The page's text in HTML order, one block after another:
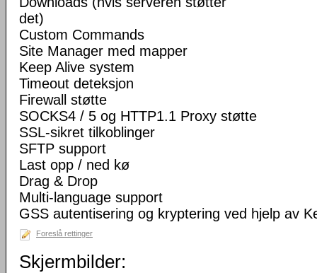
det)
Custom Commands
Site Manager med mapper
Keep Alive system
Timeout deteksjon
Firewall støtte
SOCKS4 / 5 og HTTP1.1 Proxy støtte
SSL-sikret tilkoblinger
SFTP support
Last opp / ned kø
Drag & Drop
Multi-language support
GSS autentisering og kryptering ved hjelp av
Foreslå rettinger
Skjermbilder: